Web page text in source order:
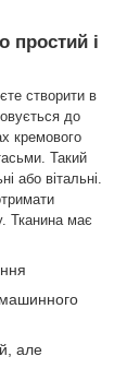
простий і
створити в
до
кремового
Такий
або вітальні.
Тканина має
машинного
але